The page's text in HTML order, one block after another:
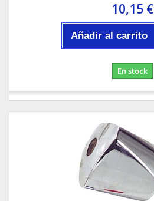
10,15 €
Añadir al carrito
En stock